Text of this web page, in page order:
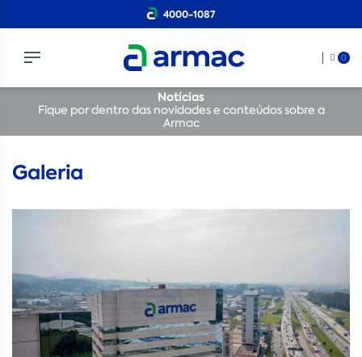
4000-1087
0
Notícias
Fique por dentro das novidades e conteúdos sobre a
Armac
Galeria